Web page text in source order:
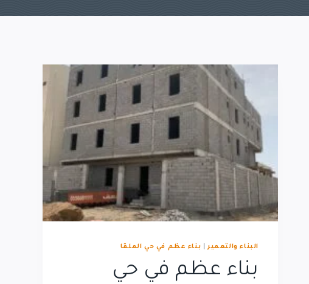
البناء والتعمير| بناء عظم في حي الملقا
بناء عظم في حي